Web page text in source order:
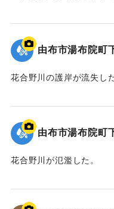
2020/7/6｜固有コード:
由布市湯布院町
花合野川の護岸が流失した
2020/7/6｜固有コード:
由布市湯布院町
花合野川が氾濫した。
2020/7/6｜固有コード: